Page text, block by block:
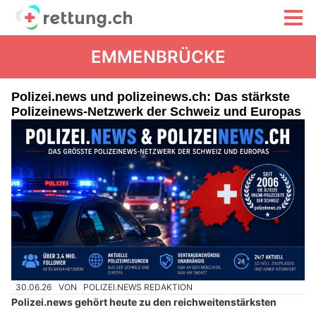
EMMENBRÜCKE
Polizei.news und polizeinews.ch: Das stärkste
Polizeinews-Netzwerk der Schweiz und Europas
30.06.26 VON POLIZEI.NEWS REDAKTION
Polizei.news gehört heute zu den reichweitenstärksten